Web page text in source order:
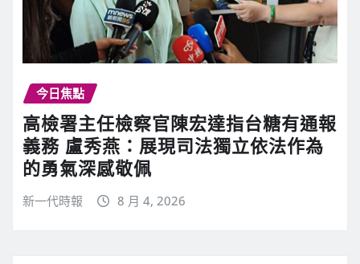
今日焦點
高檢署主任檢察官陳宏達指台糖有通報
義務 盧秀燕：展現司法獨立依法作為
的勇氣深感敬佩
新一代時報 8 月 4, 2026